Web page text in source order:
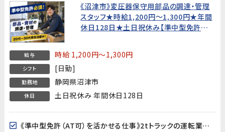
《沼津市》変圧器保守用部品の調達・管理
スタッフ★時給1,200円〜1,300円★年間
休日128日★土日祝休み【準中型免許必
給与 時給 1,200円～1,300円
シフト [日勤]
勤務地 静岡県沼津市
休日 土日祝休み 年間休日128日
《準中型免許（AT可）を活かせる仕事》2tトラックの運転業務があるため、準中型免許が必須です。運転スキルを活かしながら、部品の調達・管理・出荷までを担う幅広い業務に携われます。